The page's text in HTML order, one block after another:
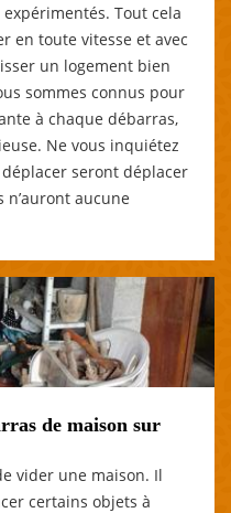
Tout cela
en toute vitesse et avec
un logement bien
sommes connus pour
à chaque débarras,
Ne vous inquiétez
seront déplacer
aucune
de maison sur
vider une maison. Il
certains objets à